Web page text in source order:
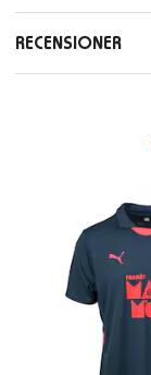
RECENSIONER